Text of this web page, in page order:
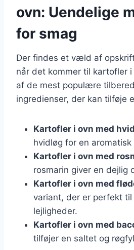
ovn: Uendelige
for smag
Der findes et væld af
når det kommer til kartofler
af de mest populære
ingredienser, der kan tilføje
Kartofler i ovn med
hvidløg for en aromatisk
Kartofler i ovn med
rosmarin giver en dejlig
Kartofler i ovn med
variant, der er perfekt til
lejligheder.
Kartofler i ovn med
tilføjer en saltet og